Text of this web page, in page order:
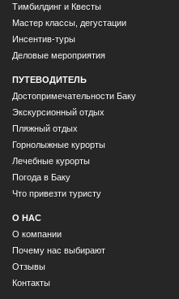
Тимбилдинг и Квесты
Мастер классы, дегустации
Инсентив-туры
Деловые мероприятия
ПУТЕВОДИТЕЛЬ
Достопримечательности Баку
Экскурсионный отдых
Пляжный отдых
Горнолыжные курорты
Лечебные курорты
Погода в Баку
Что привезти туристу
О НАС
О компании
Почему нас выбирают
Отзывы
Контакты